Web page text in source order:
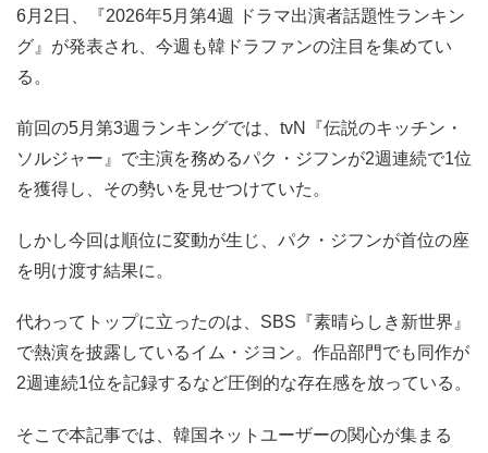
6月2日、『2026年5月第4週 ドラマ出演者話題性ランキン
グ』が発表され、今週も韓ドラファンの注目を集めてい
る。
前回の5月第3週ランキングでは、tvN『伝説のキッチン・
ソルジャー』で主演を務めるパク・ジフンが2週連続で1位
を獲得し、その勢いを見せつけていた。
しかし今回は順位に変動が生じ、パク・ジフンが首位の座
を明け渡す結果に。
代わってトップに立ったのは、SBS『素晴らしき新世界』
で熱演を披露しているイム・ジヨン。作品部門でも同作が
2週連続1位を記録するなど圧倒的な存在感を放っている。
そこで本記事では、韓国ネットユーザーの関心が集まる